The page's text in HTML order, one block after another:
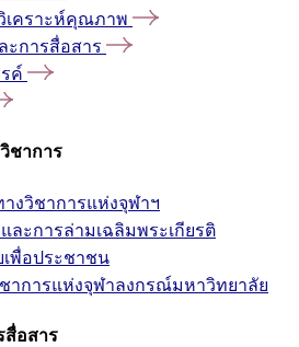
เคราะห์คุณภาพ
ะการสื่อสาร
ค์
ชาการ
งวิชาการแห่งจุฬาฯ
ละการล่ามเฉลิมพระเกียรติ
พื่อประชาชน
าการแห่งจุฬาลงกรณ์มหาวิทยาลัย
สื่อสาร